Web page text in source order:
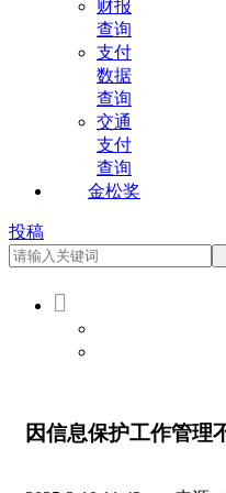
财报
查询
支付
数据
查询
交通
支付
查询
金松奖
投稿

因信息保护工作管理